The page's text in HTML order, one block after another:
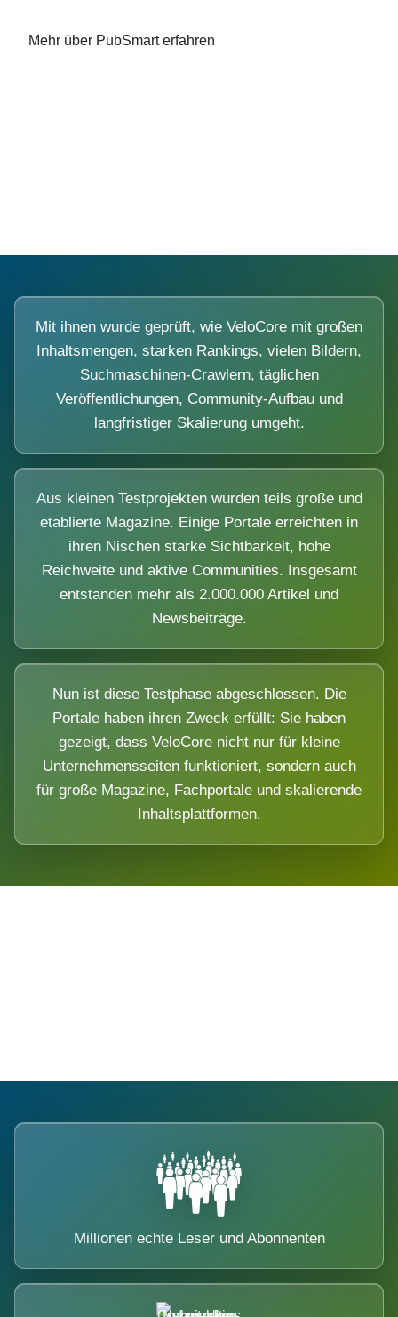
Mehr über PubSmart erfahren
Mit ihnen wurde geprüft, wie VeloCore mit großen
Inhaltsmengen, starken Rankings, vielen Bildern,
Suchmaschinen-Crawlern, täglichen
Veröffentlichungen, Community-Aufbau und
langfristiger Skalierung umgeht.
Aus kleinen Testprojekten wurden teils große und
etablierte Magazine. Einige Portale erreichten in
ihren Nischen starke Sichtbarkeit, hohe
Reichweite und aktive Communities. Insgesamt
entstanden mehr als 2.000.000 Artikel und
Newsbeiträge.
Nun ist diese Testphase abgeschlossen. Die
Portale haben ihren Zweck erfüllt: Sie haben
gezeigt, dass VeloCore nicht nur für kleine
Unternehmensseiten funktioniert, sondern auch
für große Magazine, Fachportale und skalierende
Inhaltsplattformen.
Millionen echte Leser und Abonnenten